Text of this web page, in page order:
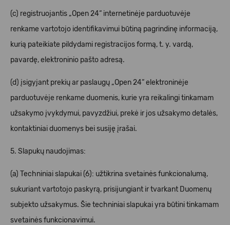
(c) registruojantis „Open 24“ internetinėje parduotuvėje
renkame vartotojo identifikavimui būtiną pagrindinę informaciją,
kurią pateikiate pildydami registracijos formą, t. y. vardą,
pavardę, elektroninio pašto adresą.
(d) įsigyjant prekių ar paslaugų „Open 24“ elektroninėje
parduotuvėje renkame duomenis, kurie yra reikalingi tinkamam
užsakymo įvykdymui, pavyzdžiui, prekė ir jos užsakymo detalės,
kontaktiniai duomenys bei susiję įrašai.
5. Slapukų naudojimas:
(a) Techniniai slapukai (6): užtikrina svetainės funkcionalumą,
sukuriant vartotojo paskyrą, prisijungiant ir tvarkant Duomenų
subjekto užsakymus. Šie techniniai slapukai yra būtini tinkamam
svetainės funkcionavimui.